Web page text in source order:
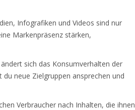
Infografiken und Videos sind nur
Markenpräsenz stärken,
sich das Konsumverhalten der
neue Zielgruppen ansprechen und
Verbraucher nach Inhalten, die ihnen